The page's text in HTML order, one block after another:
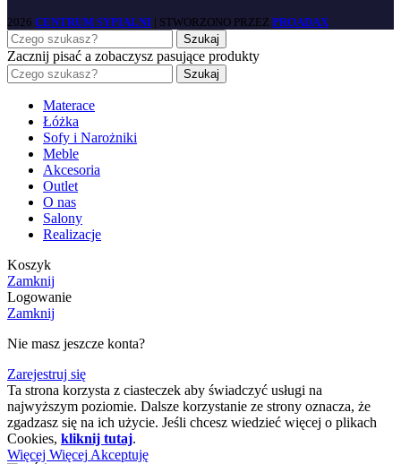
2026 CENTRUM SYPIALNI | STWORZONO PRZEZ PROADAX
Szukaj
Zacznij pisać a zobaczysz pasujące produkty
Szukaj
Materace
Łóżka
Sofy i Narożniki
Meble
Akcesoria
Outlet
O nas
Salony
Realizacje
Koszyk
Zamknij
Logowanie
Zamknij
Nie masz jeszcze konta?
Zarejestruj się
Ta strona korzysta z ciasteczek aby świadczyć usługi na
najwyższym poziomie. Dalsze korzystanie ze strony oznacza, że
zgadzasz się na ich użycie. Jeśli chcesz wiedzieć więcej o plikach
Cookies, kliknij tutaj.
Więcej Więcej Akceptuję